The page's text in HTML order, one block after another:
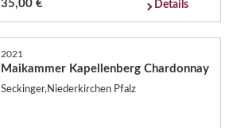
35,00 € Details
2021
Maikammer Kapellenberg Chardonnay
Seckinger,Niederkirchen Pfalz